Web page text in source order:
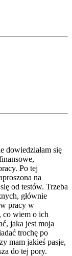
dowiedziałam się
Po tej
na
od testów. Trzeba
głównie
pracy w
co wiem o ich
jaka jest moja
trochę po
mam jakieś pasje,
do tej pory.